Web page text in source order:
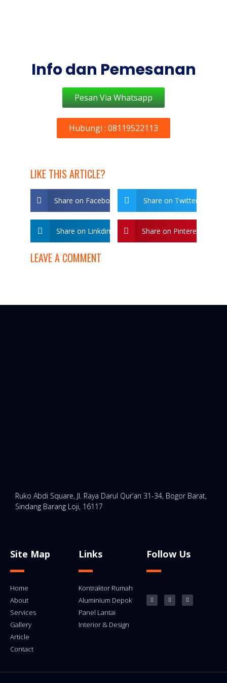
Info dan Pemesanan
Pesan Via Whatsapp
Hubungi : 08119522113
LIKE THIS ARTICLE?
Share on Facebook Share on Twitter
Share on Linkdin Share on Pinterest
LEAVE A COMMENT
Ruko Abdi Square, Jl. Raya Darul Qur’an 31-34, Bogor Barat,
Sindang Barang Loji, 16117
Site Map
Home
About
Services
Gallery
Article
Contact
Links
Kontraktor Rumah
Aluminium Depok
Panel Lantai
Interior & Design
Follow Us